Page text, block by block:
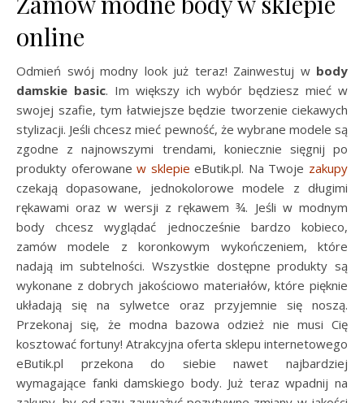
online
Odmień swój modny look już teraz! Zainwestuj w body
damskie basic. Im większy ich wybór będziesz mieć w
swojej szafie, tym łatwiejsze będzie tworzenie ciekawych
stylizacji. Jeśli chcesz mieć pewność, że wybrane modele są
zgodne z najnowszymi trendami, koniecznie sięgnij po
produkty oferowanew sklepie eButik.pl. Na Twoje zakupy
czekają dopasowane, jednokolorowe modele z długimi
rękawami oraz w wersji z rękawem ¾. Jeśli w modnym
body chcesz wyglądać jednocześnie bardzo kobieco,
zamów modele z koronkowym wykończeniem, które
nadają im subtelności. Wszystkie dostępne produkty są
wykonane z dobrych jakościowo materiałów, które pięknie
układają się na sylwetce oraz przyjemnie się noszą.
Przekonaj się, że modna bazowa odzież nie musi Cię
kosztować fortuny! Atrakcyjna oferta sklepu internetowego
eButik.pl przekona do siebie nawet najbardziej
wymagające fanki damskiego body. Już teraz wpadnij na